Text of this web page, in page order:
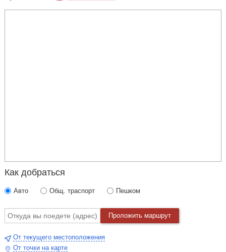
Как добраться
Авто Общ. траспорт Пешком
Проложить маршрут
От текущего местоположения
От точки на карте